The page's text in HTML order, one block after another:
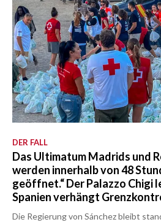
DER FALL
Das Ultimatum Madrids und
werden innerhalb von 48
geöffnet.“ Der Palazzo Chigi
Spanien verhängt
Die Regierung von Sánchez bleibt